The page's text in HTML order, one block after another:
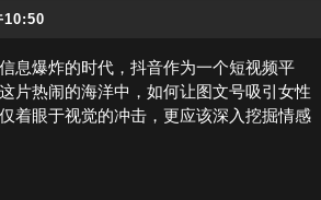
过
万
秘
文
号
怎
10:50
息爆炸的时代，抖音作为一个短视频平
片热闹的海洋中，如何让图文号吸引女性
着眼于视觉的冲击，更应该深入挖掘情感